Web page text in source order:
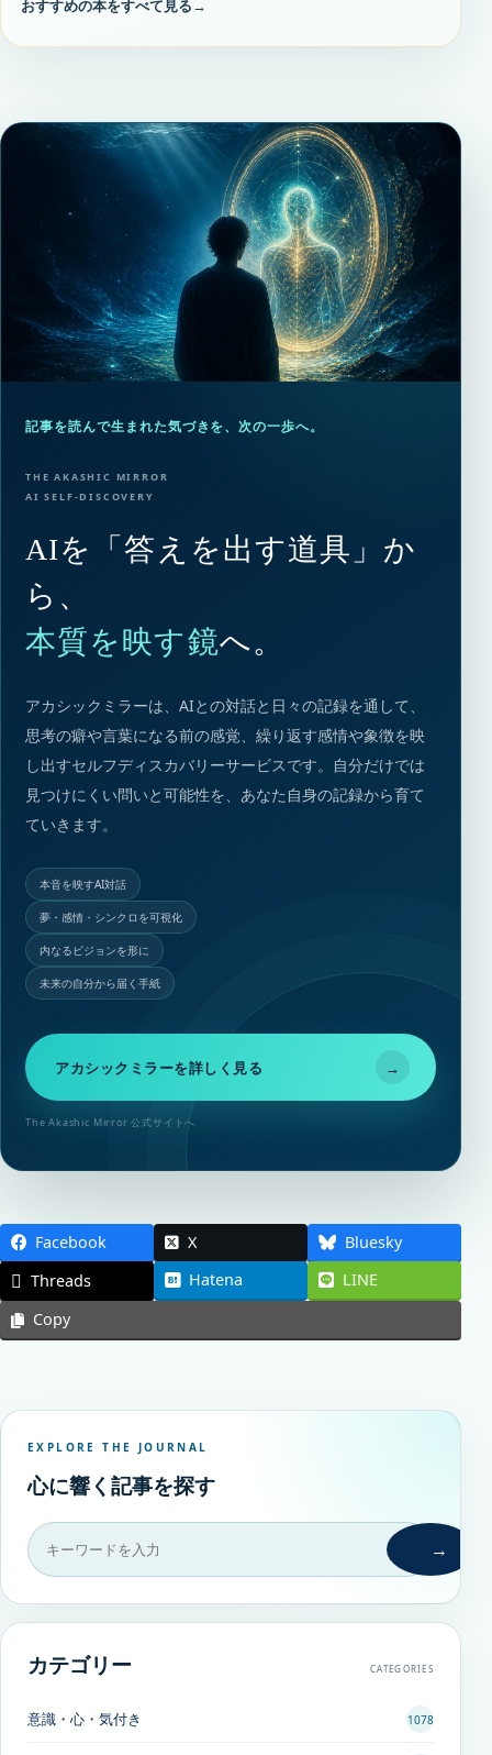
おすすめの本をすべて見る→
記事を読んで生まれた気づきを、次の一歩へ。
THE AKASHIC MIRROR
AI SELF-DISCOVERY
AIを「答えを出す道具」か
ら、
本質を映す鏡へ。
アカシックミラーは、AIとの対話と日々の記録を通して、
思考の癖や言葉になる前の感覚、繰り返す感情や象徴を映
し出すセルフディスカバリーサービスです。自分だけでは
見つけにくい問いと可能性を、あなた自身の記録から育て
ていきます。
本音を映すAI対話
夢・感情・シンクロを可視化
内なるビジョンを形に
未来の自分から届く手紙
アカシックミラーを詳しく見る →
The Akashic Mirror 公式サイトへ
Facebook X
Bluesky
Threads
Hatena
LINE
Copy
EXPLORE THE JOURNAL
心に響く記事を探す
→
カテゴリー CATEGORIES
意識・心・気付き 1078